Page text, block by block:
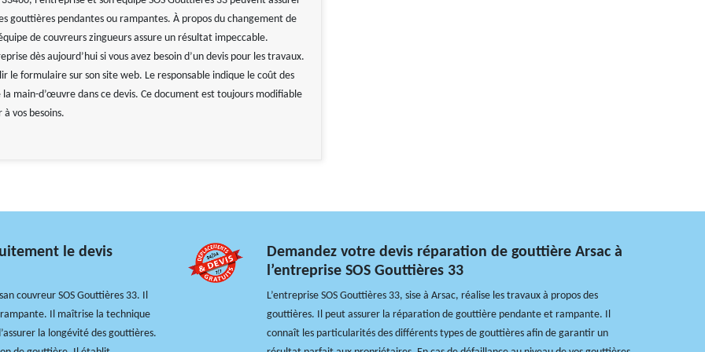
gouttières pendantes ou rampantes. À propos du changement de
de couvreurs zingueurs assure un résultat impeccable.
dès aujourd’hui si vous avez besoin d’un devis pour les travaux.
le formulaire sur son site web. Le responsable indique le coût des
main-d’œuvre dans ce devis. Ce document est toujours modifiable
à vos besoins.
le devis
couvreur SOS Gouttières 33. Il
Il maîtrise la technique
la longévité des gouttières.
Demandez votre devis réparation de gouttière Arsac à
l’entreprise SOS Gouttières 33
L’entreprise SOS Gouttières 33, sise à Arsac, réalise les travaux à propos des
gouttières. Il peut assurer la réparation de gouttière pendante et rampante. Il
connaît les particularités des différents types de gouttières afin de garantir un